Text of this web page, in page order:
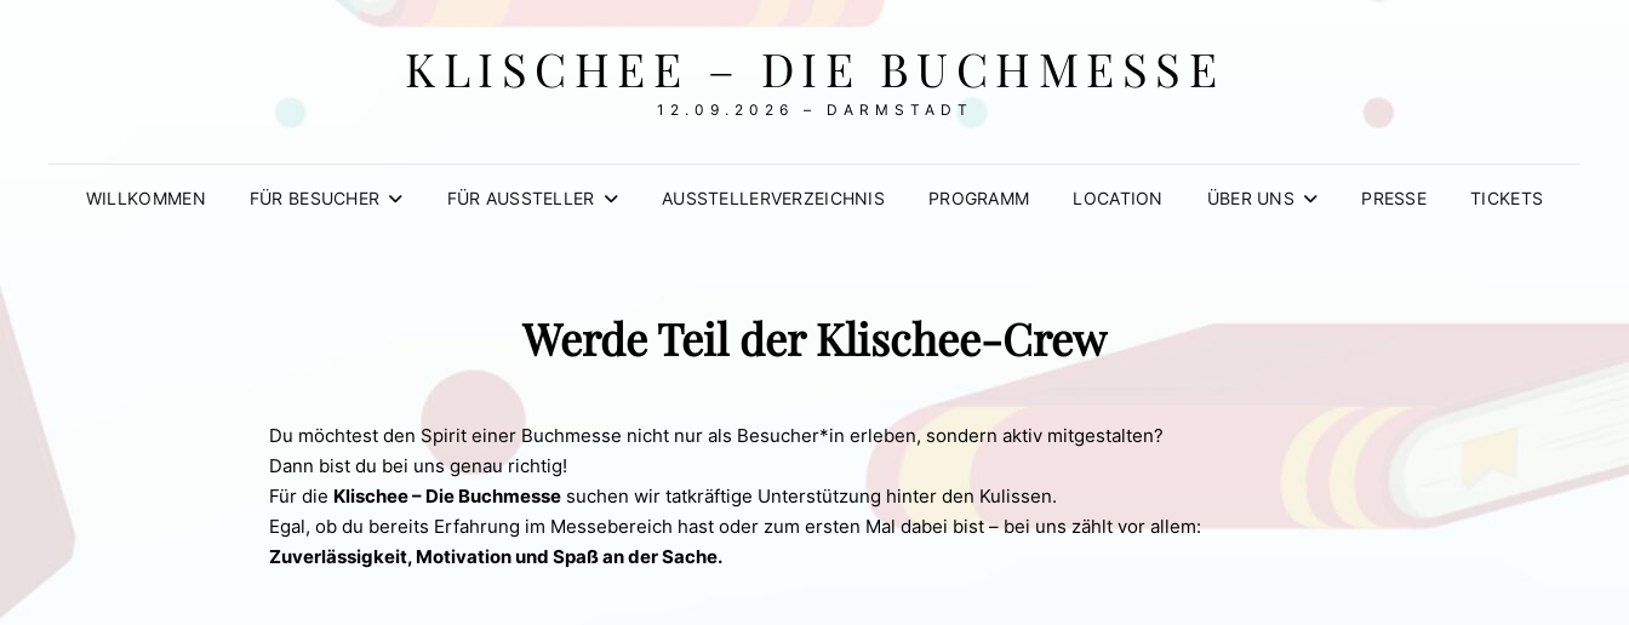
KLISCHEE – DIE BUCHMESSE
12.09.2026 – DARMSTADT
WILLKOMMEN FÜR BESUCHER FÜR AUSSTELLER AUSSTELLERVERZEICHNIS PROGRAMM LOCATION ÜBER UNS PRESSE TICKETS
Werde Teil der Klischee-Crew
Du möchtest den Spirit einer Buchmesse nicht nur als Besucher*in erleben, sondern aktiv mitgestalten?
Dann bist du bei uns genau richtig!
Für die Klischee – Die Buchmesse suchen wir tatkräftige Unterstützung hinter den Kulissen.
Egal, ob du bereits Erfahrung im Messebereich hast oder zum ersten Mal dabei bist – bei uns zählt vor allem:
Zuverlässigkeit, Motivation und Spaß an der Sache.